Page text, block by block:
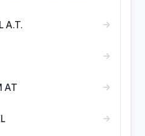
A.T. →
→
AT →
→